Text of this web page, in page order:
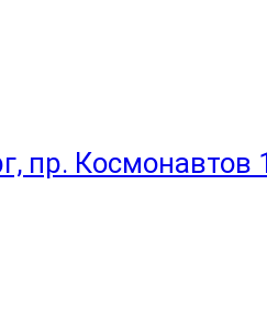
пр. Космонавтов